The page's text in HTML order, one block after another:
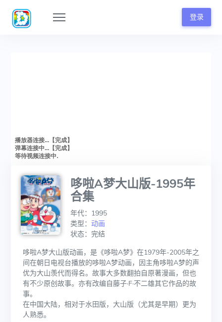
登录
哆啦A梦大山版-1995年
合集
年代：1995
类型：动画
状态：完结
哆啦A梦大山版动画，是《哆啦A梦》在1979年-2005年之
间在朝日电视台播放的哆啦A梦动画，因主角哆啦A梦的声
优为大山羡代而得名。故事大多数翻拍自原著漫画，但也
有不少原创故事。亦有改编自藤子·F·不二雄其它作品的故
事。
在中国大陆，相对于水田版，大山版（尤其是早期）更为
人熟悉。